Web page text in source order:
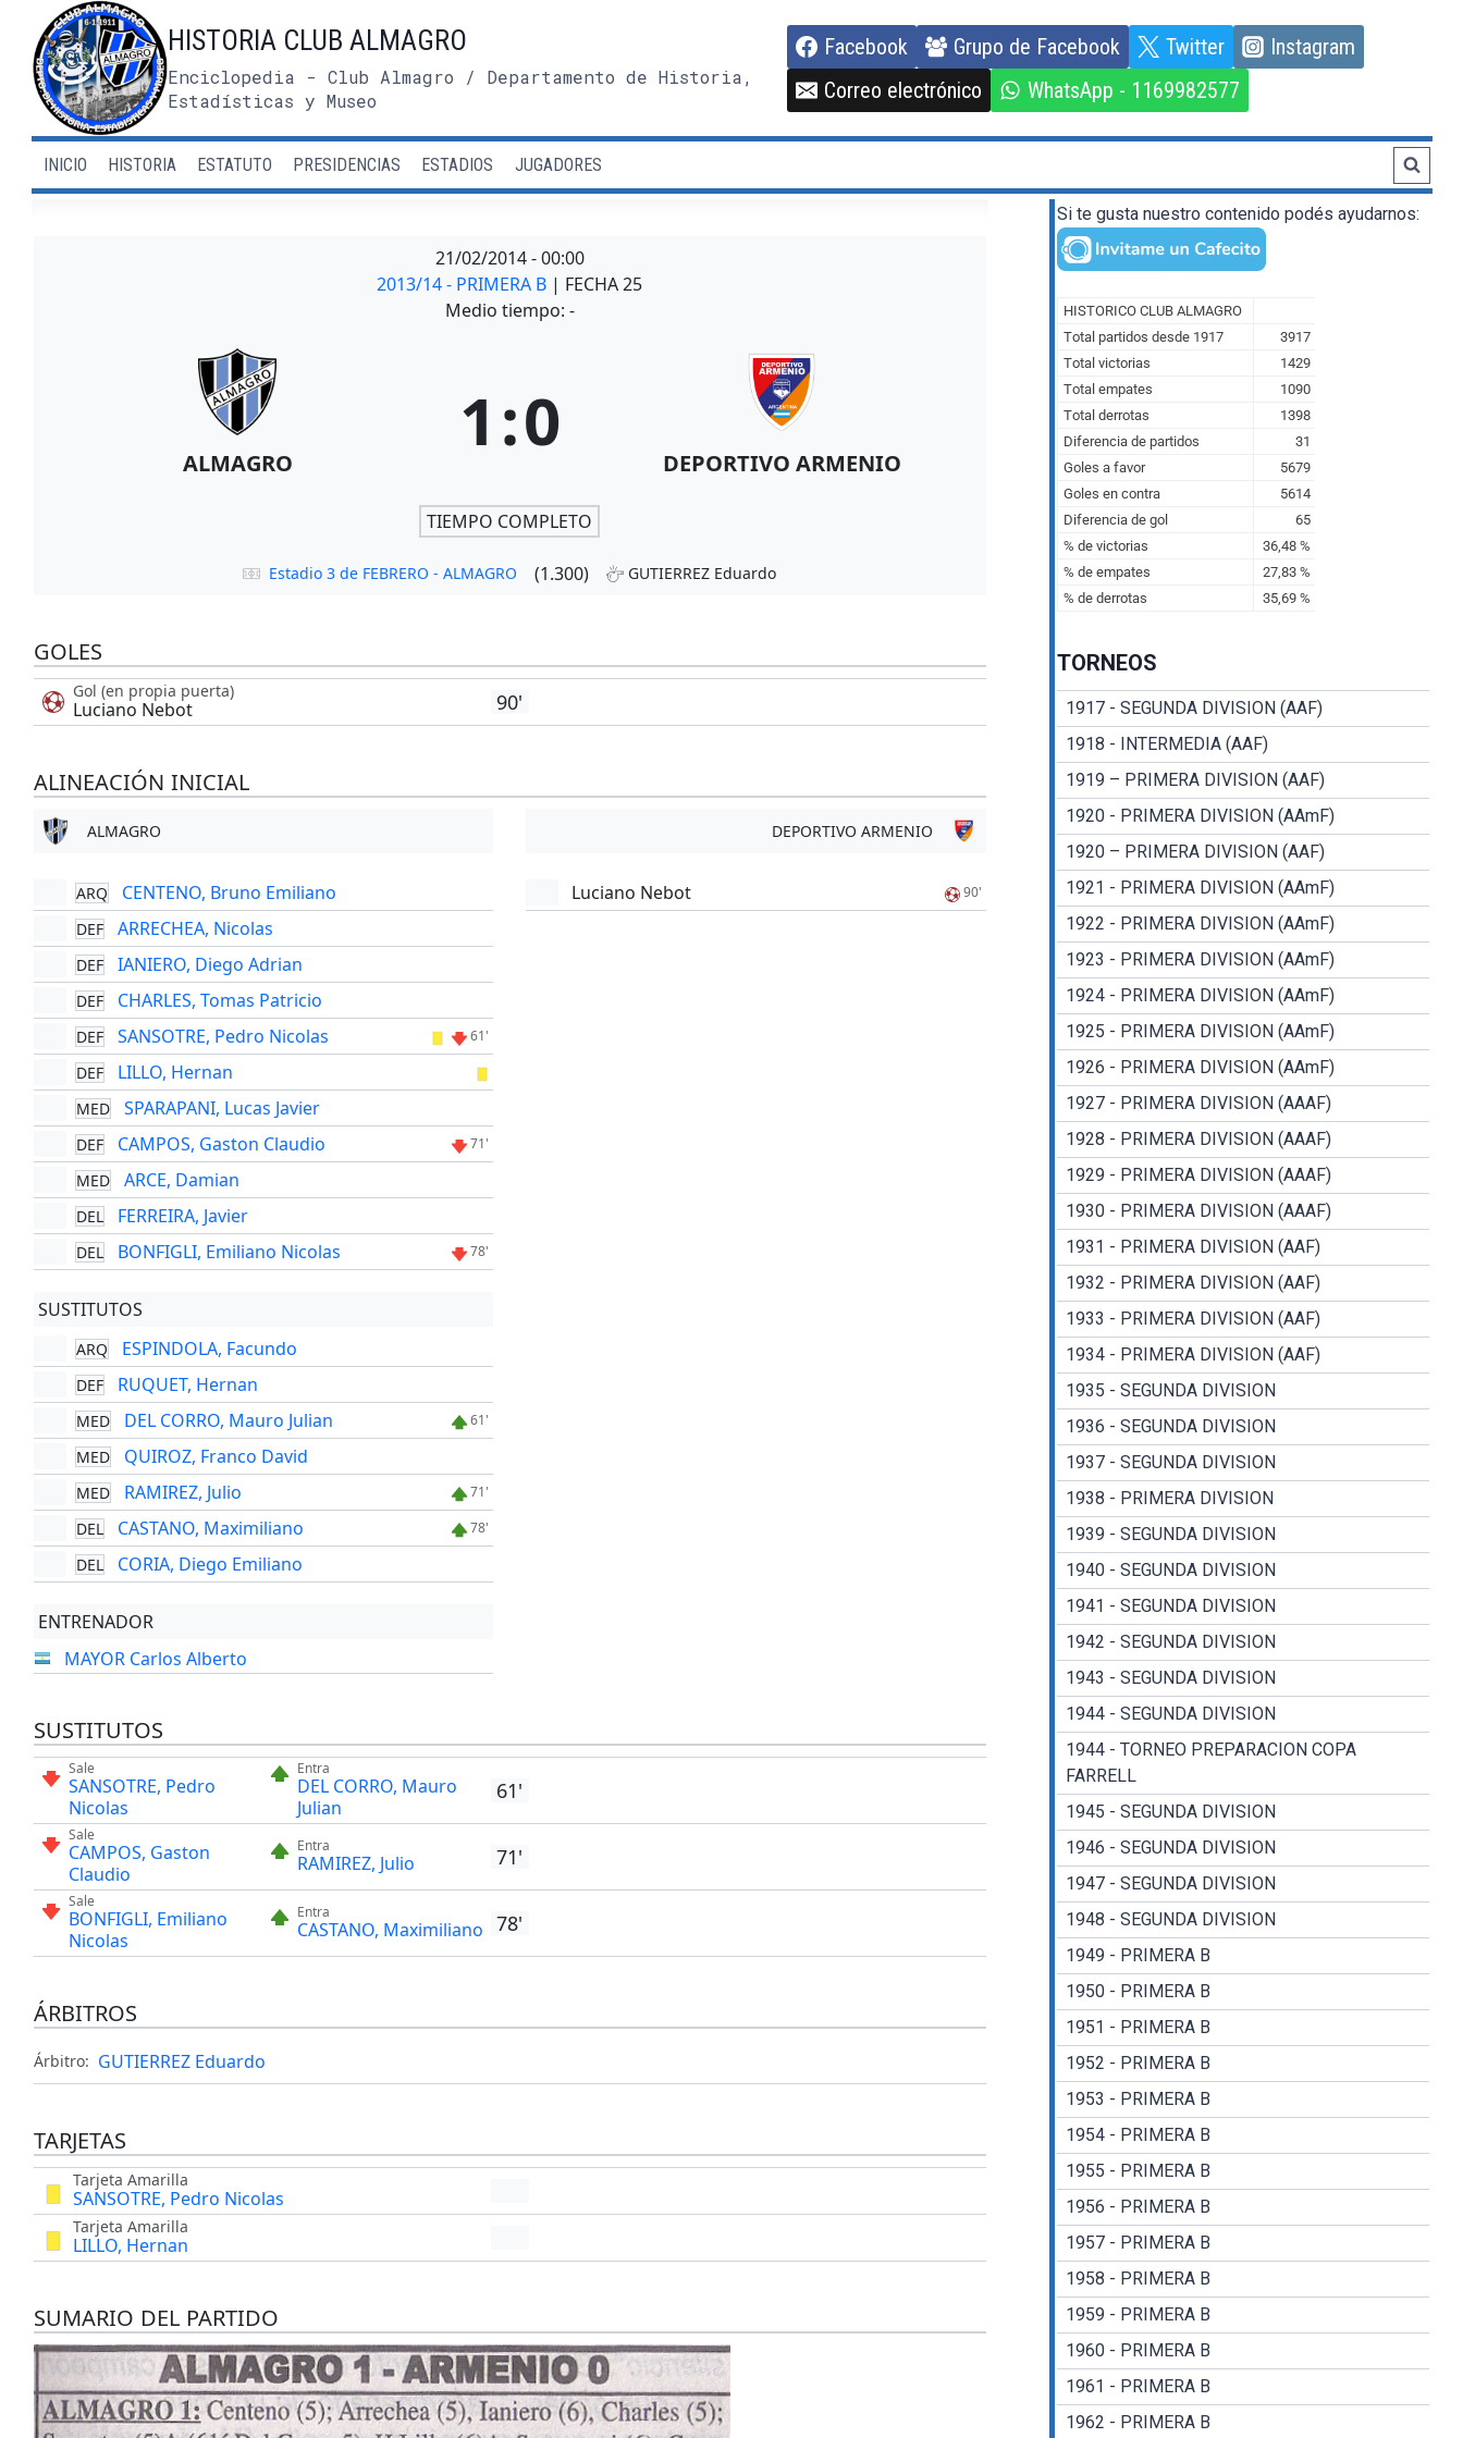
contenido
HISTORIA CLUB ALMAGRO
Enciclopedia - Club Almagro / Departamento de Historia,
Estadísticas y Museo
Facebook Grupo de Facebook Twitter
Instagram
Correo electrónico
WhatsApp - 1169982577
INICIO HISTORIA ESTATUTO PRESIDENCIAS ESTADIOS JUGADORES
21/02/2014-00:00
2013/14 - PRIMERA B | FECHA 25
Medio tiempo: -
ALMAGRO 1:0 DEPORTIVO ARMENIO
TIEMPO COMPLETO
Estadio 3 de FEBRERO - ALMAGRO (1.300) GUTIERREZ Eduardo
GOLES
Gol (en propia puerta)
Luciano Nebot 90'
ALINEACIÓN INICIAL
ALMAGRO
ARQ CENTENO, Bruno Emiliano
DEF ARRECHEA, Nicolas
DEF IANIERO, Diego Adrian
DEF CHARLES, Tomas Patricio
DEF SANSOTRE, Pedro Nicolas 61'
DEF LILLO, Hernan
MED SPARAPANI, Lucas Javier
DEF CAMPOS, Gaston Claudio 71'
MED ARCE, Damian
DEL FERREIRA, Javier
DEL BONFIGLI, Emiliano Nicolas 78'
SUSTITUTOS
ARQ ESPINDOLA, Facundo
DEF RUQUET, Hernan
MED DEL CORRO, Mauro Julian 61'
MED QUIROZ, Franco David
MED RAMIREZ, Julio 71'
DEL CASTANO, Maximiliano 78'
DEL CORIA, Diego Emiliano
ENTRENADOR
MAYOR Carlos Alberto
DEPORTIVO ARMENIO
Luciano Nebot 90'
SUSTITUTOS
Sale
SANSOTRE, Pedro
Nicolas
Entra
DEL CORRO, Mauro
Julian
61'
Sale
CAMPOS, Gaston
Claudio
Entra
RAMIREZ, Julio 71'
Sale
BONFIGLI, Emiliano
Nicolas
Entra
CASTANO, Maximiliano 78'
ÁRBITROS
Árbitro: GUTIERREZ Eduardo
TARJETAS
Tarjeta Amarilla
SANSOTRE, Pedro Nicolas
Tarjeta Amarilla
LILLO, Hernan
SUMARIO DEL PARTIDO
Si te gusta nuestro contenido podés ayudarnos:
TORNEOS
1917 - SEGUNDA DIVISION (AAF)
1918 - INTERMEDIA (AAF)
1919 – PRIMERA DIVISION (AAF)
1920 - PRIMERA DIVISION (AAmF)
1920 – PRIMERA DIVISION (AAF)
1921 - PRIMERA DIVISION (AAmF)
1922 - PRIMERA DIVISION (AAmF)
1923 - PRIMERA DIVISION (AAmF)
1924 - PRIMERA DIVISION (AAmF)
1925 - PRIMERA DIVISION (AAmF)
1926 - PRIMERA DIVISION (AAmF)
1927 - PRIMERA DIVISION (AAAF)
1928 - PRIMERA DIVISION (AAAF)
1929 - PRIMERA DIVISION (AAAF)
1930 - PRIMERA DIVISION (AAAF)
1931 - PRIMERA DIVISION (AAF)
1932 - PRIMERA DIVISION (AAF)
1933 - PRIMERA DIVISION (AAF)
1934 - PRIMERA DIVISION (AAF)
1935 - SEGUNDA DIVISION
1936 - SEGUNDA DIVISION
1937 - SEGUNDA DIVISION
1938 - PRIMERA DIVISION
1939 - SEGUNDA DIVISION
1940 - SEGUNDA DIVISION
1941 - SEGUNDA DIVISION
1942 - SEGUNDA DIVISION
1943 - SEGUNDA DIVISION
1944 - SEGUNDA DIVISION
1944 - TORNEO PREPARACION COPA
FARRELL
1945 - SEGUNDA DIVISION
1946 - SEGUNDA DIVISION
1947 - SEGUNDA DIVISION
1948 - SEGUNDA DIVISION
1949 - PRIMERA B
1950 - PRIMERA B
1951 - PRIMERA B
1952 - PRIMERA B
1953 - PRIMERA B
1954 - PRIMERA B
1955 - PRIMERA B
1956 - PRIMERA B
1957 - PRIMERA B
1958 - PRIMERA B
1959 - PRIMERA B
1960 - PRIMERA B
1961 - PRIMERA B
1962 - PRIMERA B